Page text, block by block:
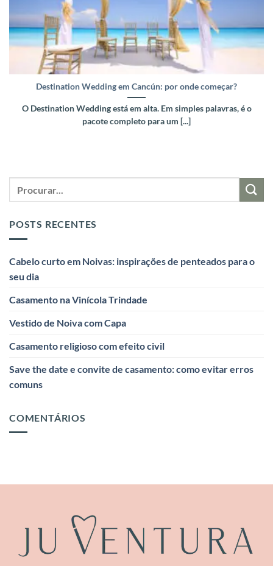
Destination Wedding em Cancún: por onde começar?
O Destination Wedding está em alta. Em simples palavras, é o
pacote completo para um [...]
POSTS RECENTES
Cabelo curto em Noivas: inspirações de penteados para o
seu dia
Casamento na Vinícola Trindade
Vestido de Noiva com Capa
Casamento religioso com efeito civil
Save the date e convite de casamento: como evitar erros
comuns
COMENTÁRIOS